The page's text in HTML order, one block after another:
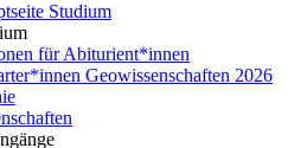
Studium
für Abiturient*innen
Geowissenschaften 2026